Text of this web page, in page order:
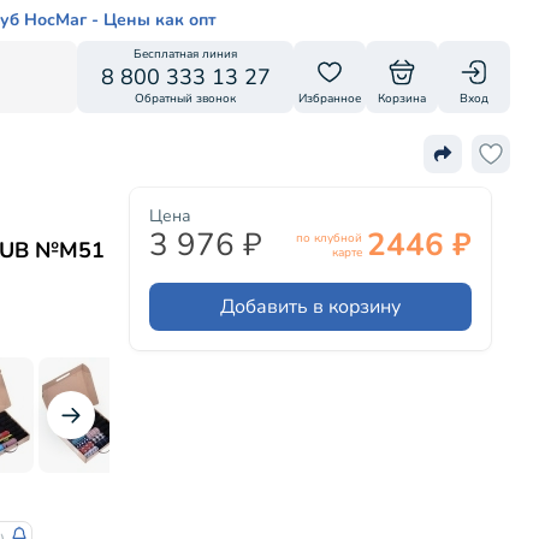
НосМаг - Цены как опт
Бесплатная линия
8 800 333 13 27
Обратный звонок Избранное Корзина Вход
№М51
Цена
3 976 ₽
по клубной
карте 2446 ₽
Добавить в корзину